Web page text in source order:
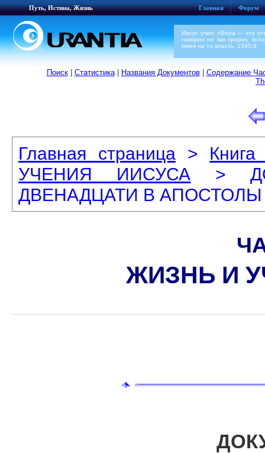
Путь, Истина, Жизнь Главная Форум
Иисус учил: «Вера — это
говорил не как пророк,
имея на то власть. 1545:9
Поиск| Статистика| Названия Документов| Содержание
Главная страница>
УЧЕНИЯ ИИСУСА >
ДВЕНАДЦАТИ В АПОСТОЛЫ
ЖИЗНЬ И